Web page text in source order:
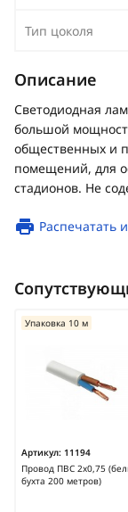
Тип цоколя
Описание
Светодиодная
большой
общественных и
помещений, для
стадионов. Не
Распечатать
Артикул: 11194
Провод ПВС 2х0,75
бухта 200 метров)
Упаковка 10 м